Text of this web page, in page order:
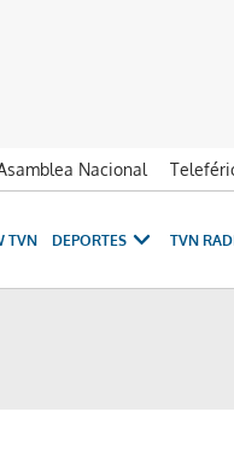
Nacional
TVN DEPORTES TVN